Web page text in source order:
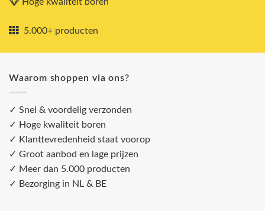
5.000+ producten
Waarom shoppen via ons?
✓ Snel & voordelig verzonden
✓ Hoge kwaliteit boren
✓ Klanttevredenheid staat voorop
✓ Groot aanbod en lage prijzen
✓ Meer dan 5.000 producten
✓ Bezorging in NL & BE